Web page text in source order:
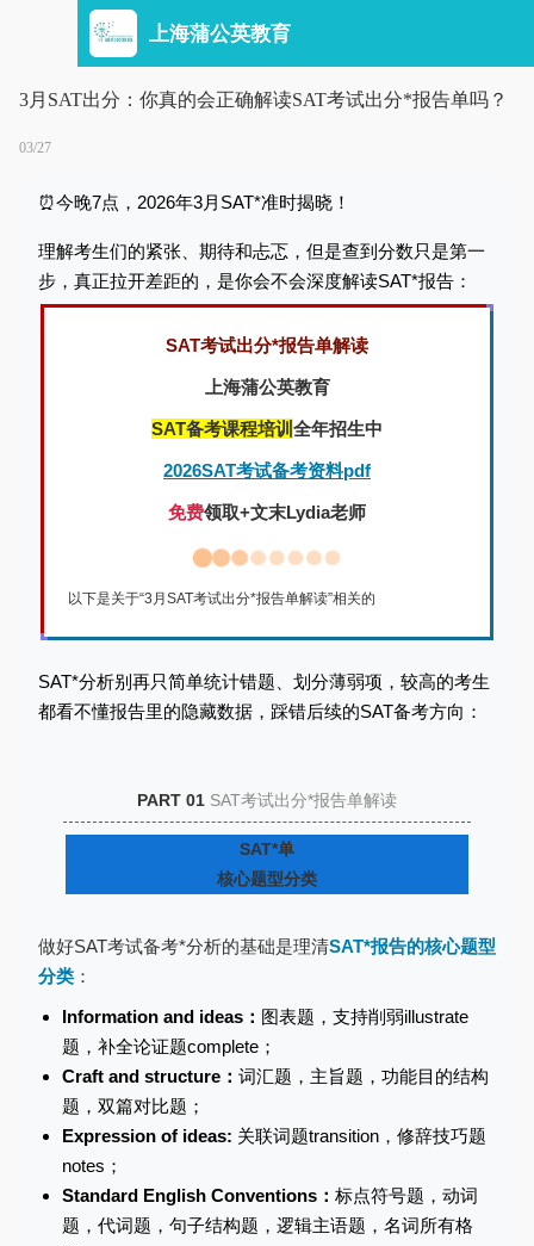
上海蒲公英教育
3月SAT出分：你真的会正确解读SAT考试出分*报告单吗？
03/27
⏰今晚7点，2026年3月SAT*准时揭晓！
理解考生们的紧张、期待和忐忑，但是查到分数只是第一
步，真正拉开差距的，是你会不会深度解读SAT*报告：
SAT考试出分*报告单解读
上海蒲公英教育
SAT备考课程培训 全年招生中
2026SAT考试备考资料pdf
免费领取+文末Lydia老师
以下是关于“3月SAT考试出分*报告单解读”相关的
SAT*分析别再只简单统计错题、划分薄弱项，较高的考生
都看不懂报告里的隐藏数据，踩错后续的SAT备考方向：
PART 01 SAT考试出分*报告单解读
SAT*单
核心题型分类
做好SAT考试备考*分析的基础是理清SAT*报告的核心题型
分类 ：
Information and ideas： 图表题，支持削弱illustrate
题，补全论证题complete；
Craft and structure： 词汇题，主旨题，功能目的结构
题，双篇对比题；
Expression of ideas: 关联词题transition，修辞技巧题
notes；
Standard English Conventions： 标点符号题，动词
题，代词题，句子结构题，逻辑主语题，名词所有格